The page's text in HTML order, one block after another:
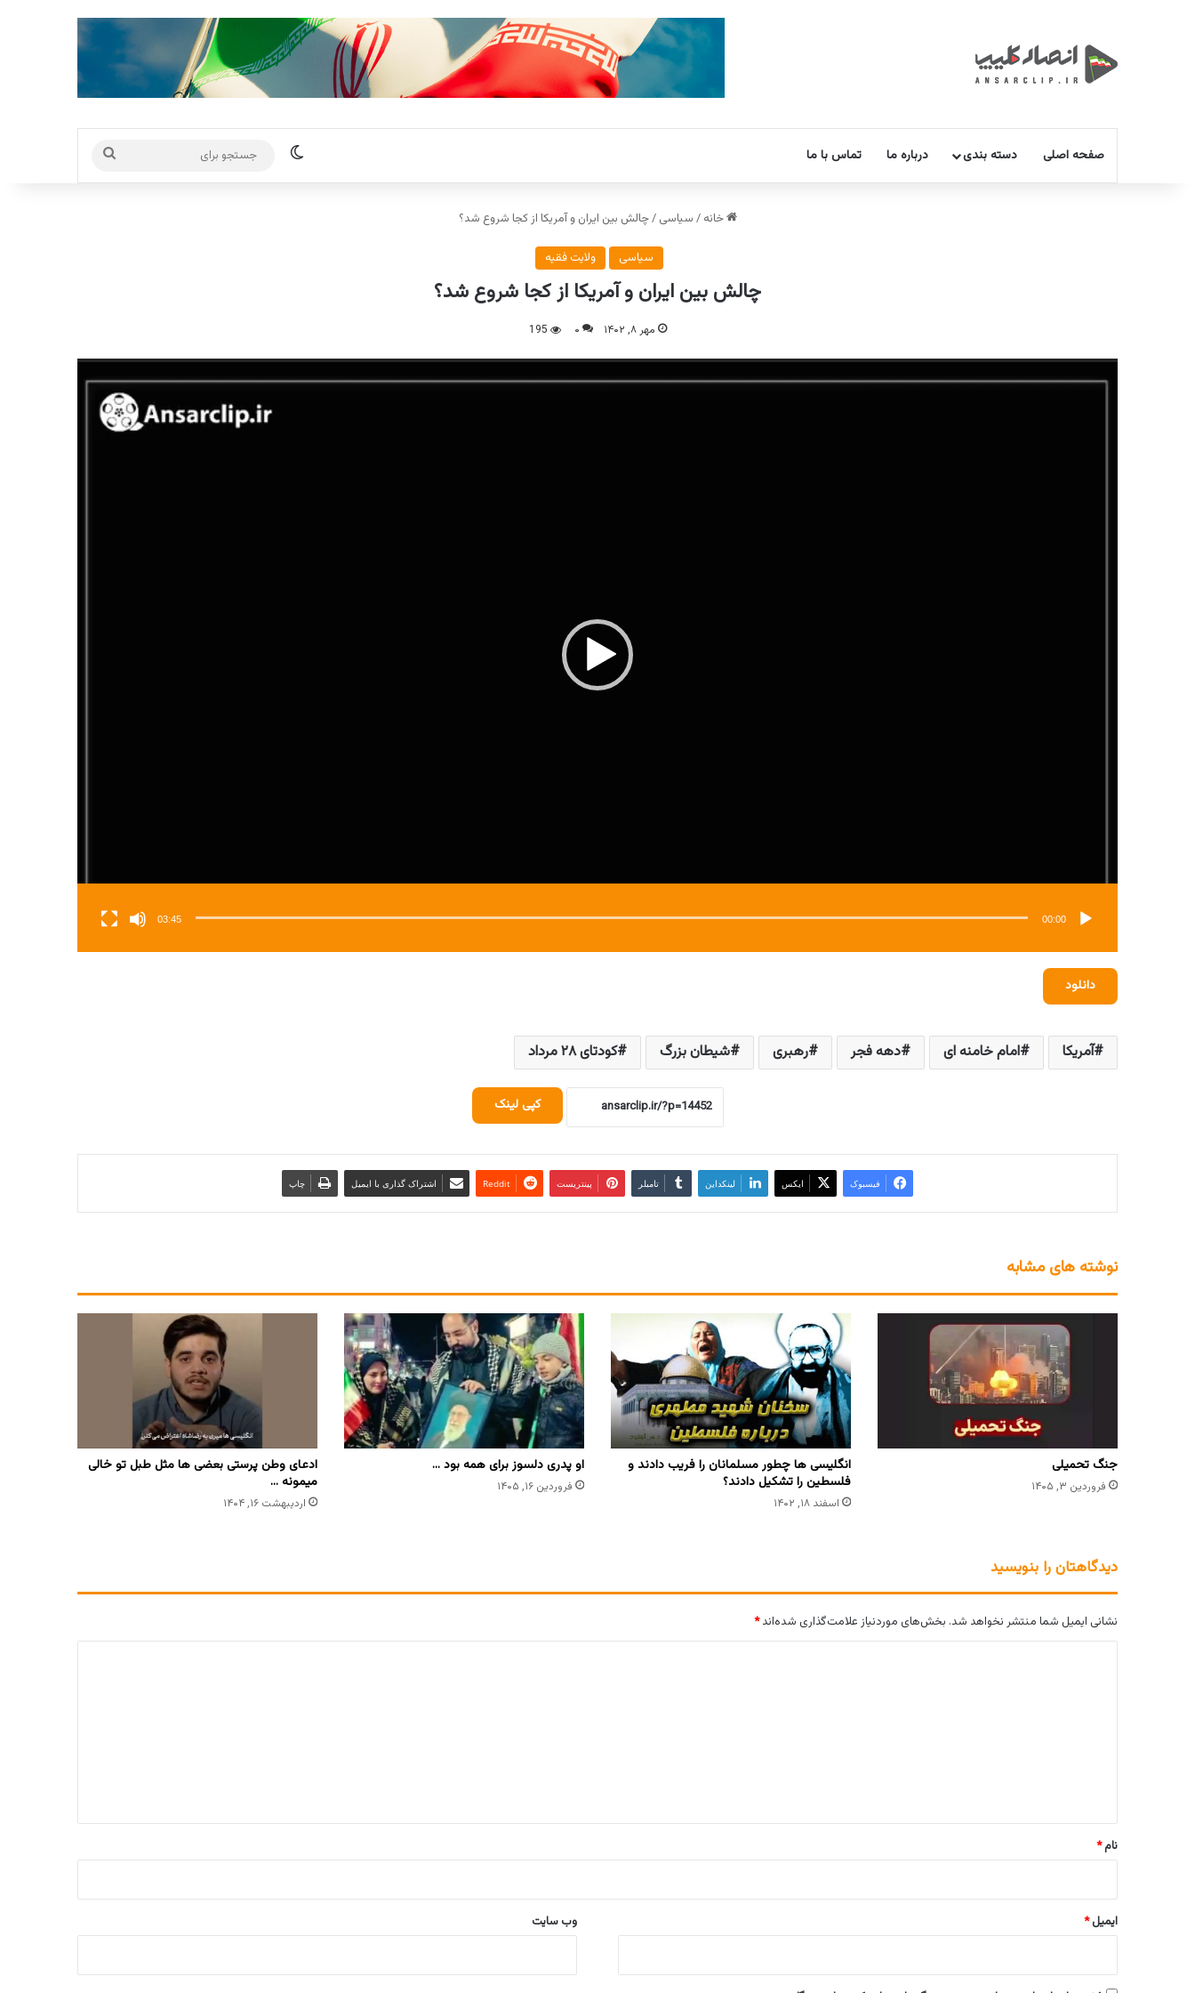
صفحه اصلی دسته بندی درباره ما تماس با ما تغییر پوسته
برای
خانه / سیاسی /چالش بین ایران و آمریکا از کجا شروع شد؟
سیاسی ولایت فقیه
چالش بین ایران و آمریکا از کجا شروع شد؟
مهر ۸, ۱۴۰۲ ۰ 195
نمایشگر
ویدیو
00:00
03:45
دانلود
آمریکا امام خامنه ای دهه فجر رهبری شیطان بزرگ کودتای ۲۸ مرداد
کپی لینک
فیسبوک ایکس لینکداین تامبلر پینتریست Reddit اشتراک گذاری با ایمیل چاپ
نوشته های مشابه
جنگ تحمیلی
فروردین ۳, ۱۴۰۵
انگلیسی ها چطور مسلمانان را فریب دادند و
فلسطین را تشکیل دادند؟
اسفند ۱۸, ۱۴۰۲
او پدری دلسوز برای همه بود …
فروردین ۱۶, ۱۴۰۵
ادعای وطن پرستی بعضی ها مثل طبل تو خالی
میمونه …
اردیبهشت ۱۶, ۱۴۰۴
دیدگاهتان را بنویسید
نشانی ایمیل شما منتشر نخواهد شد. بخش‌های موردنیاز علامت‌گذاری شده‌اند*
نام*
ایمیل* وب‌ سایت